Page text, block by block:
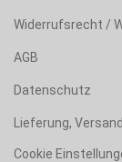
Widerrufsrecht /
AGB
Datenschutz
Lieferung,
Cookie